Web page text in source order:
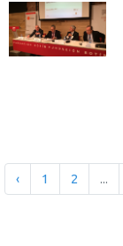
‹ 1 2 ...